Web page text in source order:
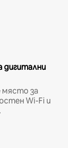
дигитални
за
Wi-Fi и